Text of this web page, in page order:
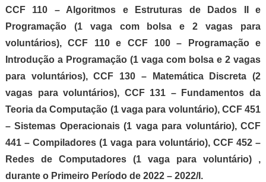
CCF 110 – Algoritmos e Estruturas de Dados II e
Programação (1 vaga com bolsa e 2 vagas para
voluntários), CCF 110 e CCF 100 – Programação e
Introdução a Programação (1 vaga com bolsa e 2 vagas
para voluntários), CCF 130 – Matemática Discreta (2
vagas para voluntários), CCF 131 – Fundamentos da
Teoria da Computação (1 vaga para voluntário), CCF 451
– Sistemas Operacionais (1 vaga para voluntário), CCF
441 – Compiladores (1 vaga para voluntário), CCF 452 –
Redes de Computadores (1 vaga para voluntário) ,
durante o Primeiro Período de 2022 – 2022/I.